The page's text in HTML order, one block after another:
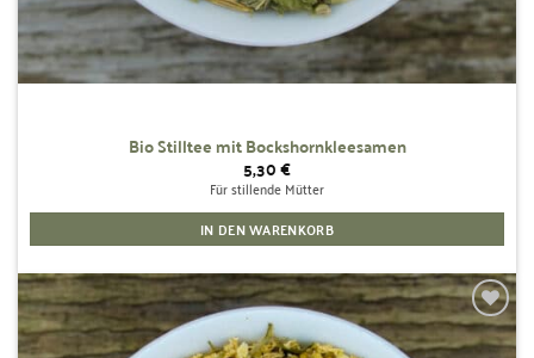
Bio Stilltee mit Bockshornkleesamen
5,30€
Für stillende Mütter
IN DEN WARENKORB
Zur
Wunschliste